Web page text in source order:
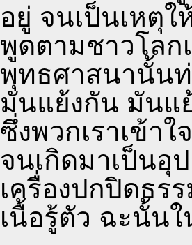
อยู่ จนเป็นเหตุ
พูดตามชาวโลก
พุทธศาสนานั้นท่
มันแย้งกัน มันแ
ซึ่งพวกเราเข้า
จนเกิดมาเป็น
เครื่องปกปิดธร
เนื้อรู้ตัว ฉะนั้น